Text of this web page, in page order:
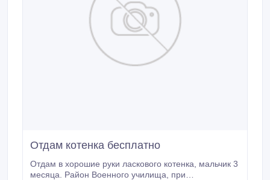
Отдам котенка бесплатно
Отдам в хорошие руки ласкового котенка, мальчик 3
месяца. Район Военного училища, при